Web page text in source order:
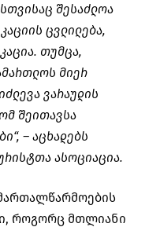
შესაძლოა
ცვლილება,
თუმცა,
მიერ
ვარაუდის
შეითავსა
– აცხადებს
ასოციაცია.
როგორც მთლიანი